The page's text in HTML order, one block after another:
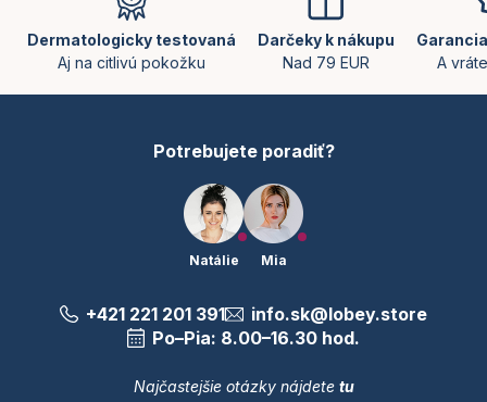
Dermatologicky testovaná
Aj na citlivú pokožku
Darčeky k nákupu
Nad 79 EUR
A
Potrebujete poradiť?
Natálie Mia
+421 221 201 391
info.sk@lobey.store
Po–Pia: 8.00–16.30 hod.
Najčastejšie otázky nájdete tu